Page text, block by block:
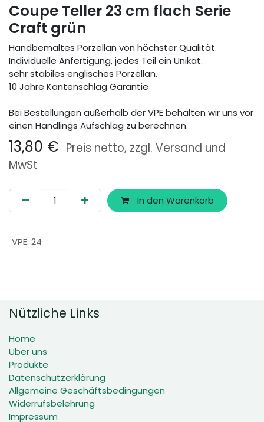
Coupe Teller 23 cm flach Serie
Craft grün
Handbemaltes Porzellan von höchster Qualität.
Individuelle Anfertigung, jedes Teil ein Unikat.
sehr stabiles englisches Porzellan.
10 Jahre Kantenschlag Garantie
Bei Bestellungen außerhalb der VPE behalten wir uns vor
einen Handlings Aufschlag zu berechnen.
13,80 € Preis netto, zzgl. Versand und
MwSt
In den Warenkorb
VPE: 24
Nützliche Links
Home
Über uns
Produkte
Datenschutzerklärung
Allgemeine Geschäftsbedingungen
Widerrufsbelehrung
Impressum